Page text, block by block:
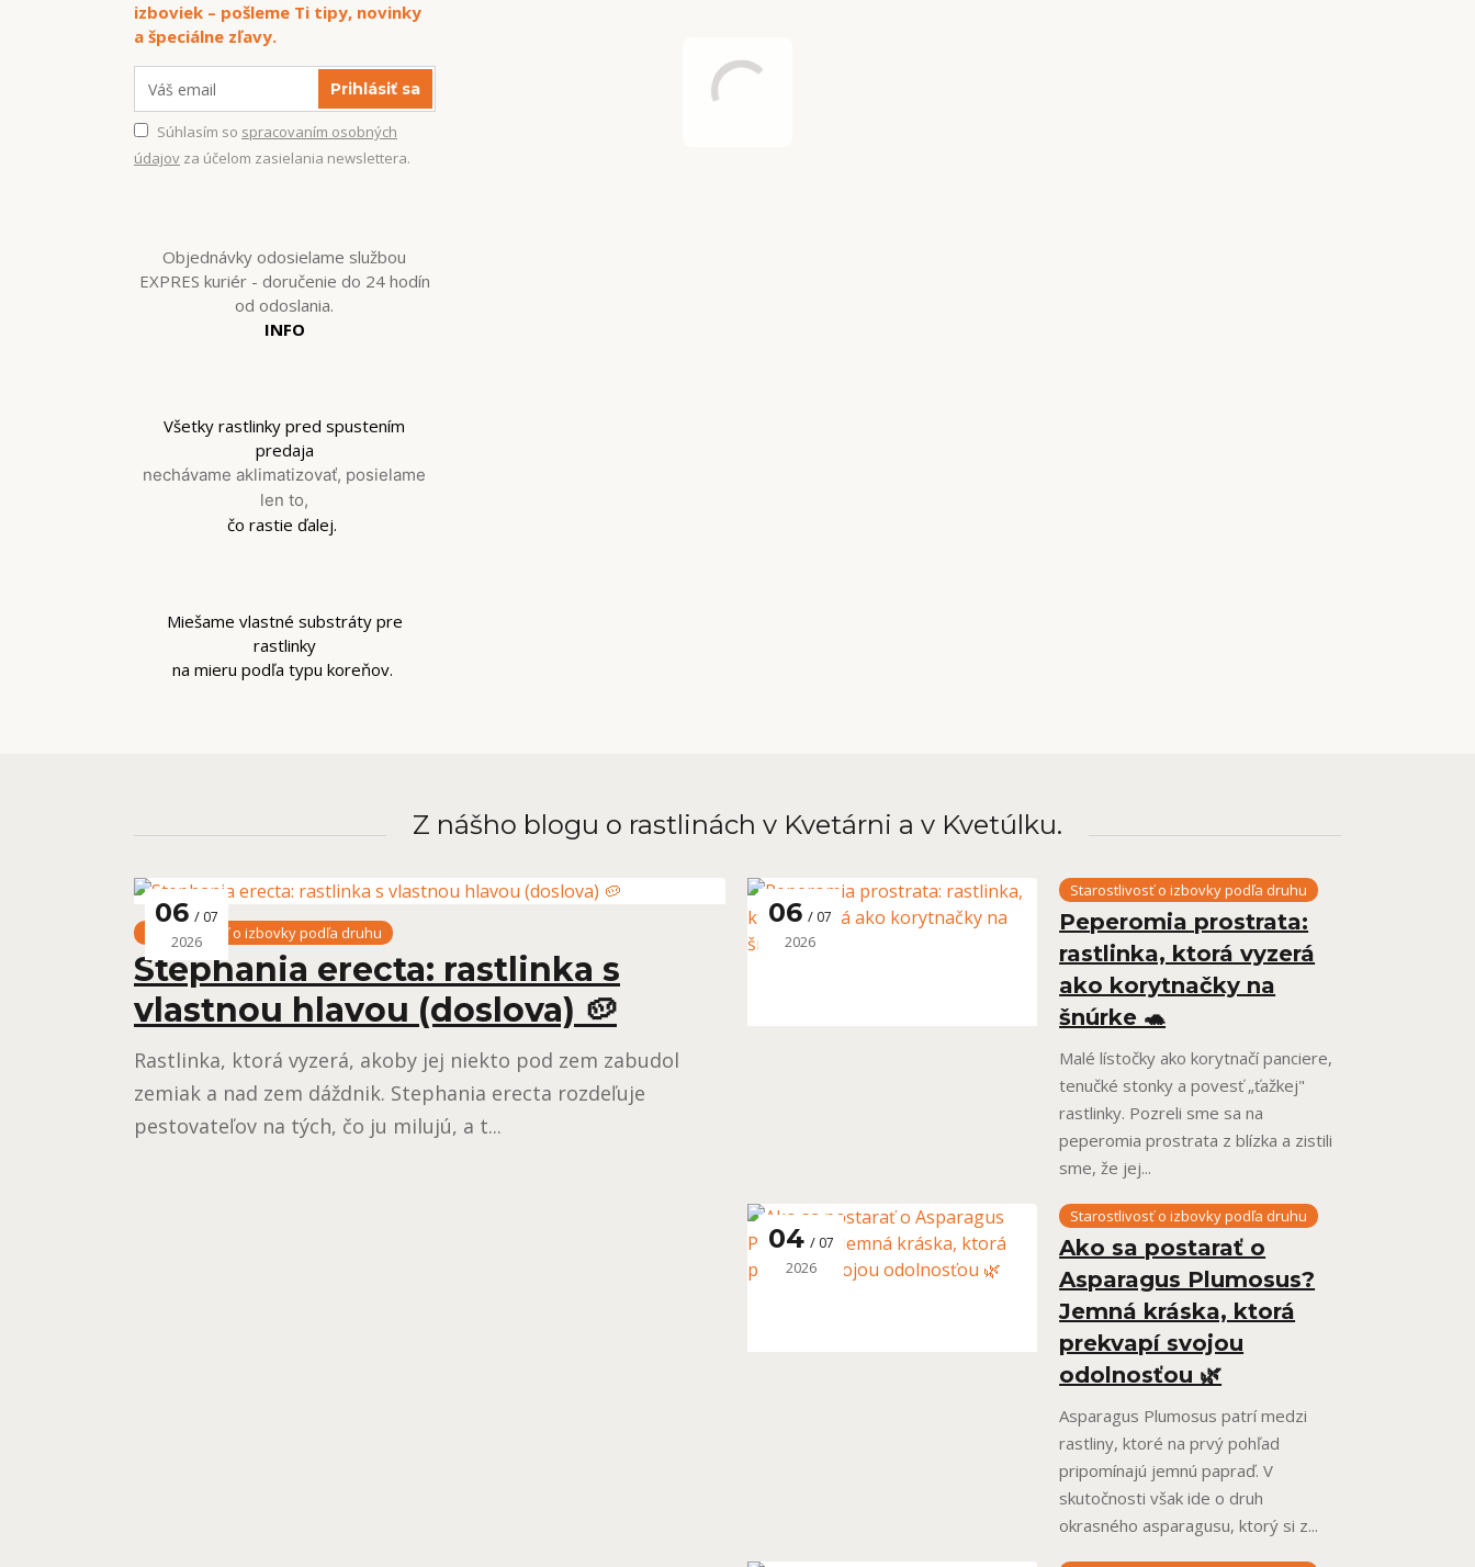
izboviek – pošleme Ti tipy, novinky
a špeciálne zľavy.
Prihlásiť sa
Súhlasím so spracovaním osobných
údajov za účelom zasielania newslettera.
Objednávky odosielame službou
EXPRES kuriér - doručenie do 24 hodín
od odoslania.
INFO
Všetky rastlinky pred spustením
predaja
nechávame aklimatizovať, posielame
len to,
čo rastie ďalej.
Miešame vlastné substráty pre
rastlinky
na mieru podľa typu koreňov.
Z nášho blogu o rastlinách v Kvetárni a v Kvetúlku.
06 07
2026
Starostlivosť o izbovky podľa druhu
Stephania erecta: rastlinka s
vlastnou hlavou (doslova) 🥔
Rastlinka, ktorá vyzerá, akoby jej niekto pod zem zabudol
zemiak a nad zem dáždnik. Stephania erecta rozdeľuje
pestovateľov na tých, čo ju milujú, a t...
06 07
2026
Starostlivosť o izbovky podľa druhu
Peperomia prostrata:
rastlinka, ktorá vyzerá
ako korytnačky na
šnúrke 🐢
Malé lístočky ako korytnačí panciere,
tenučké stonky a povesť „ťažkej"
rastlinky. Pozreli sme sa na
peperomia prostrata z blízka a zistili
sme, že jej...
04 07
2026
Starostlivosť o izbovky podľa druhu
Ako sa postarať o
Asparagus Plumosus?
Jemná kráska, ktorá
prekvapí svojou
odolnosťou 🌿
Asparagus Plumosus patrí medzi
rastliny, ktoré na prvý pohľad
pripomínajú jemnú papraď. V
skutočnosti však ide o druh
okrasného asparagusu, ktorý si z...